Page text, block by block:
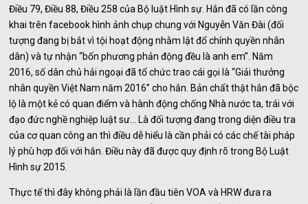
Điều 79, Điều 88, Điều 258 của Bộ luật Hình sự. Hắn đã có lần công
khai trên facebook hình ảnh chụp chung với Nguyễn Văn Đài (đối
tượng đang bị bắt vì tội hoạt động nhằm lật đổ chính quyền nhân
dân) và tự nhận “bốn phương phản động đều là anh em”. Năm
2016, số dân chủ hải ngoại đã tổ chức trao cái gọi là “Giải thưởng
nhân quyền Việt Nam năm 2016” cho hắn. Bản chất thật hắn đã bộc
lộ là một kẻ có quan điểm và hành động chống Nhà nước ta, trái với
đạo đức nghề nghiệp luật sư… Là đối tượng đang trong diện điều tra
của cơ quan công an thì điều dễ hiểu là cần phải có các chế tài pháp
lý phù hợp đối với hắn. Điều này đã được quy định rõ trong Bộ Luật
Hình sự 2015.
Thực tế thì đây không phải là lần đầu tiên VOA và HRW đưa ra